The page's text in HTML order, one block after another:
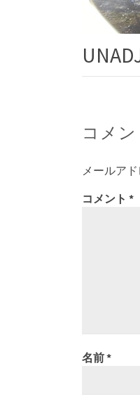
コメ
メールア
コメント *
名前*